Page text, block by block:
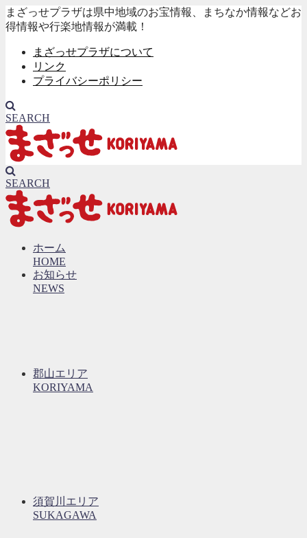
まざっせプラザは県中地域のお宝情報、まちなか情報などお
得情報や行楽地情報が満載！
まざっせプラザについて
リンク
プライバシーポリシー
SEARCH
SEARCH
ホーム
HOME
お知らせ
NEWS
郡山エリア
KORIYAMA
須賀川エリア
SUKAGAWA